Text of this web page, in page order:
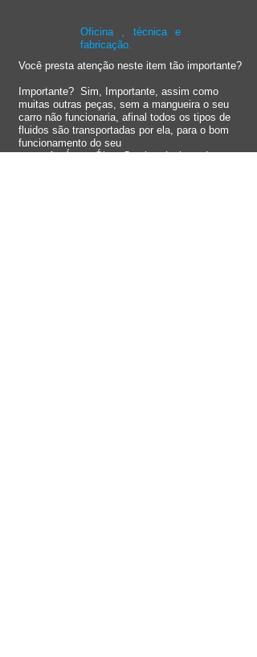
Oficina , técnica e
fabricação.
Você presta atenção neste item tão importante?
Importante? Sim, Importante, assim como
muitas outras peças, sem a mangueira o seu
carro não funcionaria, afinal todos os tipos de
fluidos são transportadas por ela, para o bom
funcionamento do seu
carro: Ar, Água, Óleo, Combustível e todos os